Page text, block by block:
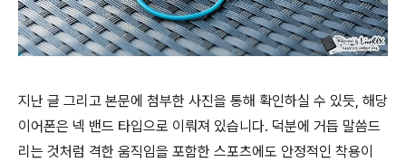
지난 글 그리고 본문에 첨부한 사진을 통해 확인하실 수 있듯, 해당
이어폰은 넥 밴드 타입으로 이뤄져 있습니다. 덕분에 거듭 말씀드
리는 것처럼 격한 움직임을 포함한 스포츠에도 안정적인 착용이